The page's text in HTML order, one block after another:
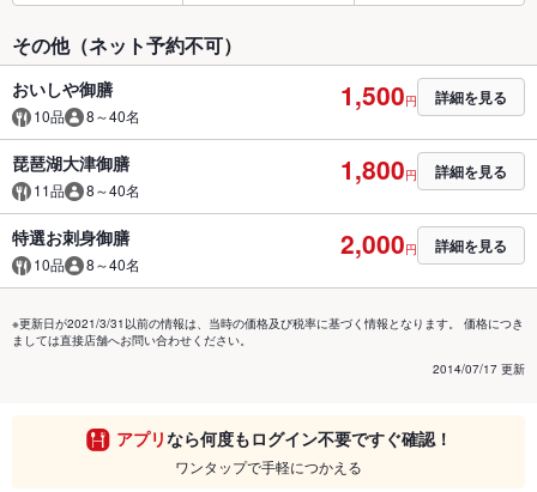
その他（ネット予約不可）
おいしや御膳
10品 8～40名
1,500円 詳細を見る
琵琶湖大津御膳
11品 8～40名
1,800円 詳細を見る
特選お刺身御膳
10品 8～40名
2,000円 詳細を見る
※更新日が2021/3/31以前の情報は、当時の価格及び税率に基づく情報となります。 価格につき
ましては直接店舗へお問い合わせください。
2014/07/17 更新
アプリなら何度もログイン不要ですぐ確認！
ワンタップで手軽につかえる